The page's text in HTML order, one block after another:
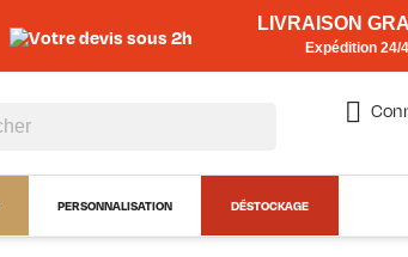
Votre devis sous 2h
LIVRAISON
Expédition 24/

PERSONNALISATION DÉSTOCKAGE